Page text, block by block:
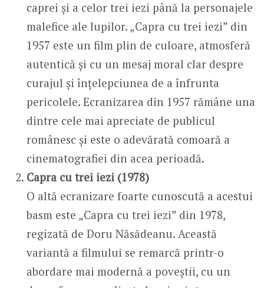
caprei și a celor trei iezi până la personajele
malefice ale lupilor. „Capra cu trei iezi” din
1957 este un film plin de culoare, atmosferă
autentică și cu un mesaj moral clar despre
curajul și înțelepciunea de a înfrunta
pericolele. Ecranizarea din 1957 rămâne una
dintre cele mai apreciate de publicul
românesc și este o adevărată comoară a
cinematografiei din acea perioadă.
Capra cu trei iezi (1978)
O altă ecranizare foarte cunoscută a acestui
basm este „Capra cu trei iezi” din 1978,
regizată de Doru Năsădeanu. Această
variantă a filmului se remarcă printr-o
abordare mai modernă a poveștii, cu un